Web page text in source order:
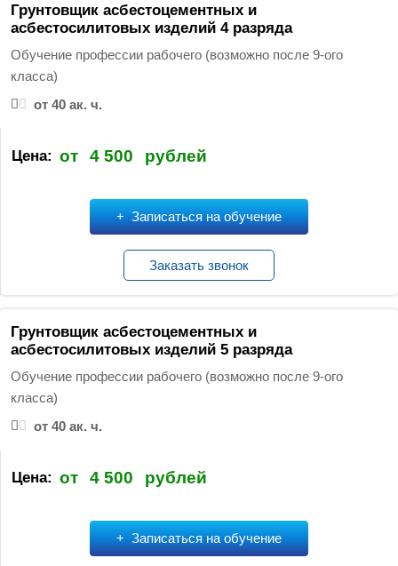
Грунтовщик асбестоцементных и
асбестосилитовых изделий 4 разряда
Обучение профессии рабочего (возможно после 9-ого
класса)
от 40 ак. ч.
Цена: от 4 500 рублей
Записаться на обучение
Заказать звонок
Грунтовщик асбестоцементных и
асбестосилитовых изделий 5 разряда
Обучение профессии рабочего (возможно после 9-ого
класса)
от 40 ак. ч.
Цена: от 4 500 рублей
Записаться на обучение